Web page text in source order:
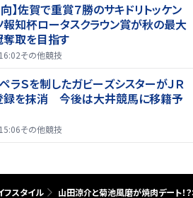
】佐賀で重賞７勝のサキドリトッケン
報知杯ロータスクラウン賞が秋の最大
取を目指す
その他競技
ラＳを制したガビーズシスターがＪＲ
録を抹消 今後は大井競馬に移籍予
その他競技
フスタイル 山田涼介と菊池風磨が焼肉デート！？